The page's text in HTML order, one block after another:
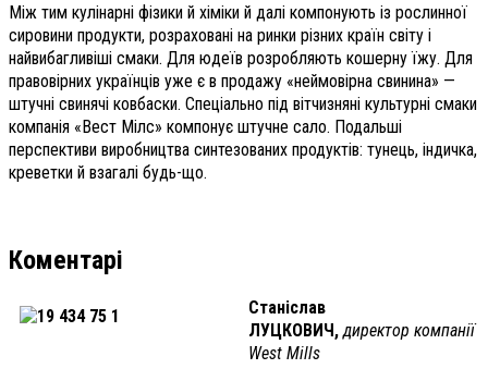
Між тим кулінарні фізики й хіміки й далі компонують із рослинної
сировини продукти, розраховані на ринки різних країн світу і
найвибагливіші смаки. Для юдеїв розробляють кошерну їжу. Для
правовірних українців уже є в продажу «неймовірна свинина» —
штучні свинячі ковбаски. Спеціально під вітчизняні культурні смаки
компанія «Вест Мілс» компонує штучне сало. Подальші
перспективи виробництва синтезованих продуктів: тунець, індичка,
креветки й взагалі будь-що.
Коментарі
Станіслав
ЛУЦКОВИЧ, директор компанії
West Mills